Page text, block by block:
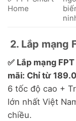
Home
2. Lắp mạng
✅ Lắp mạng
mãi: Chỉ từ
6 tốc độ cao +
lớn nhất Việt
chiều.